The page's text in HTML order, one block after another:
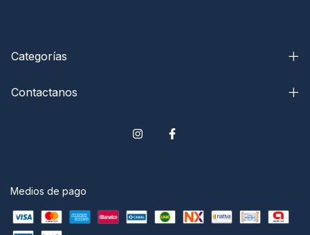
Categorías
Contactanos
Medios de pago